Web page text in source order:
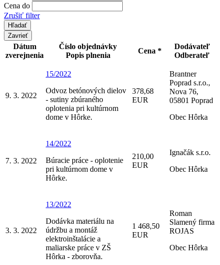
Cena do
Zrušiť filter
Zavrieť
Dátum
zverejnenia
Číslo objednávky
Popis plnenia
Cena *
Dodávateľ
Odberateľ
9. 3. 2022
15/2022
Odvoz betónových dielov
- sutiny zbúraného
oplotenia pri kultúrnom
dome v Hôrke.
378,68
EUR
Brantner
Poprad s.r.o.,
Nova 76,
05801 Poprad
Obec Hôrka
7. 3. 2022
14/2022
Búracie práce - oplotenie
pri kultúrnom dome v
Hôrke.
210,00
EUR
Ignačák s.r.o.
Obec Hôrka
3. 3. 2022
13/2022
Dodávka materiálu na
údržbu a montáž
elektroinštalácie a
maliarske práce v ZŠ
Hôrka - zborovňa.
1 468,50
EUR
Roman
Slamený firma
ROJAS
Obec Hôrka